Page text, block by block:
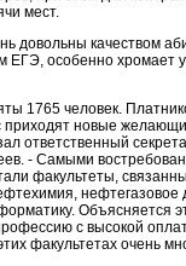
мест.
довольны качеством
ЕГЭ, особенно хромает
1765 человек.
приходят новые
ответственный
- Самыми
факультеты,
нефтегазовое
Объясняется
с высокой
факультетах очень